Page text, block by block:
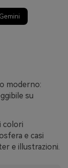
Gemini
moderno:
su
colori
e casi
e illustrazioni.